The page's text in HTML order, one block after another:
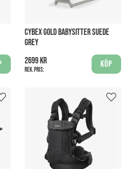
CYBEX GOLD BABYSITTER SUEDE
GREY
2699 kr
Rek. pris:
Köp